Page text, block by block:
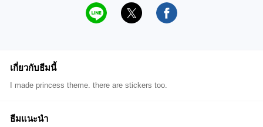
เกี่ยวกับธีมนี้
I made princess theme. there are stickers too.
ธีมแนะนำ